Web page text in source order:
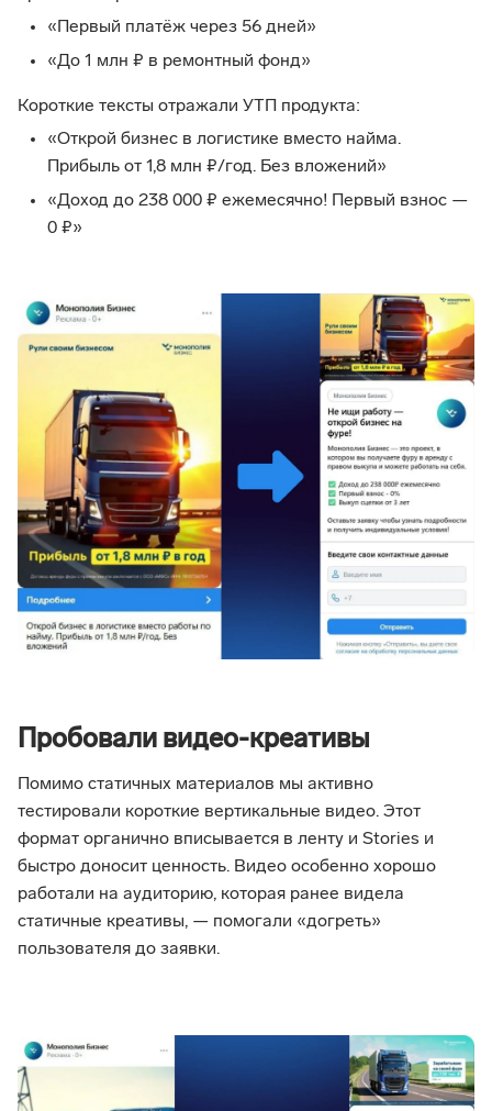
«Первый платёж через 56 дней»
«До 1 млн ₽ в ремонтный фонд»
Короткие тексты отражали УТП продукта:
«Открой бизнес в логистике вместо найма.
Прибыль от 1,8 млн ₽/год. Без вложений»
«Доход до 238 000 ₽ ежемесячно! Первый взнос —
0 ₽»
Пробовали видео-креативы
Помимо статичных материалов мы активно
тестировали короткие вертикальные видео. Этот
формат органично вписывается в ленту и Stories и
быстро доносит ценность. Видео особенно хорошо
работали на аудиторию, которая ранее видела
статичные креативы, — помогали «догреть»
пользователя до заявки.